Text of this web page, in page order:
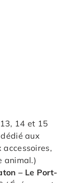
14 et 15
aux
animal.)
– Le Port-